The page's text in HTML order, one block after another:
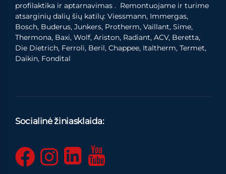
profilaktika ir aptarnavimas . Remontuojame ir turime
atsarginių dalių šių katilų: Viessmann, Immergas,
Bosch, Buderus, Junkers, Protherm, Vaillant, Sime,
Thermona, Baxi, Wolf, Ariston, Radiant, ACV, Beretta,
Die Dietrich, Ferroli, Beril, Chappee, Italtherm, Termet,
Daikin, Fondital
Socialinė žiniasklaida: